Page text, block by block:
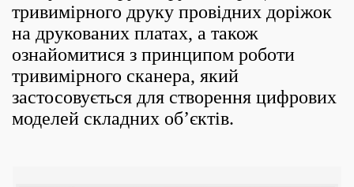
тривимірного друку провідних доріжок
на друкованих платах, а також
ознайомитися з принципом роботи
тривимірного сканера, який
застосовується для створення цифрових
моделей складних об’єктів.